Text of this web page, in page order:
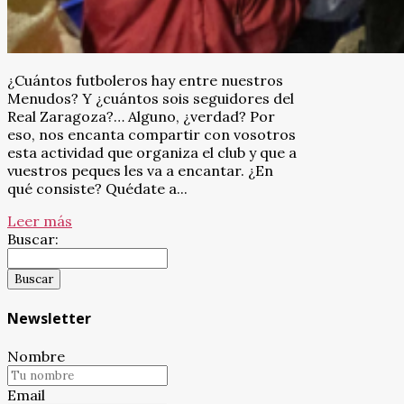
¿Cuántos futboleros hay entre nuestros
Menudos? Y ¿cuántos sois seguidores del
Real Zaragoza?… Alguno, ¿verdad? Por
eso, nos encanta compartir con vosotros
esta actividad que organiza el club y que a
vuestros peques les va a encantar. ¿En
qué consiste? Quédate a...
Leer más
Buscar:
Newsletter
Nombre
Email